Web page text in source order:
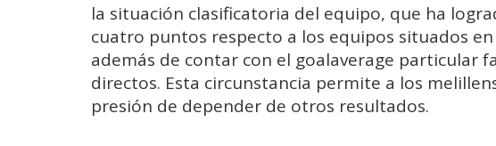
la situación clasificatoria del equipo, que ha
cuatro puntos respecto a los equipos situados
además de contar con el goalaverage particular
directos. Esta circunstancia permite a los
presión de depender de otros resultados.